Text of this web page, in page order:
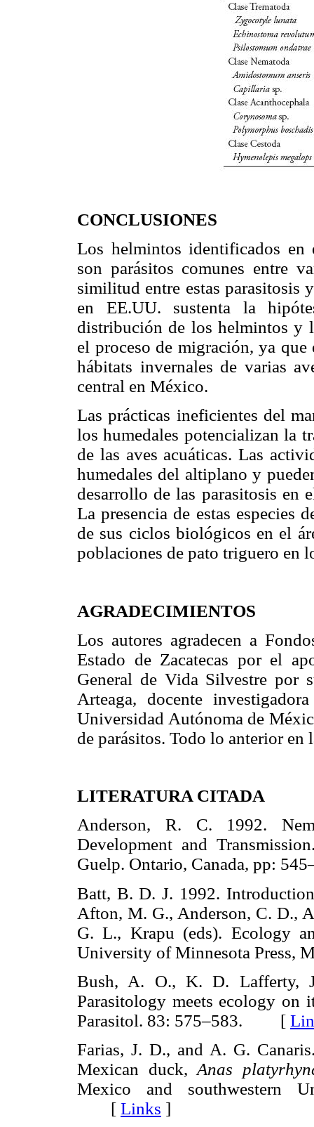
CONCLUSIONES
Los helmintos identificados en
son parásitos comunes entre
similitud entre estas parasitosis
en EE.UU. sustenta la
distribución de los helmintos y
el proceso de migración, ya
hábitats invernales de varias
central en México.
Las prácticas ineficientes del
los humedales potencializan la
de las aves acuáticas. Las
humedales del altiplano y
desarrollo de las parasitosis en
La presencia de estas especies
de sus ciclos biológicos en el
poblaciones de pato triguero en
AGRADECIMIENTOS
Los autores agradecen a
Estado de Zacatecas por el
General de Vida Silvestre por
Arteaga, docente
Universidad Autónoma de
de parásitos. Todo lo anterior en
LITERATURA CITADA
Anderson, R. C. 1992.
Development and
Guelp. Ontario, Canada, pp:
Batt, B. D. J. 1992.
Afton, M. G., Anderson, C. D.,
G. L., Krapu (eds). Ecology
University of Minnesota
Bush, A. O., K. D. Lafferty,
Parasitology meets ecology on
Parasitol. 83: 575–583. [
Farias, J. D., and A. G.
Mexican duck, Anas
Mexico and southwestern
[ Links ]